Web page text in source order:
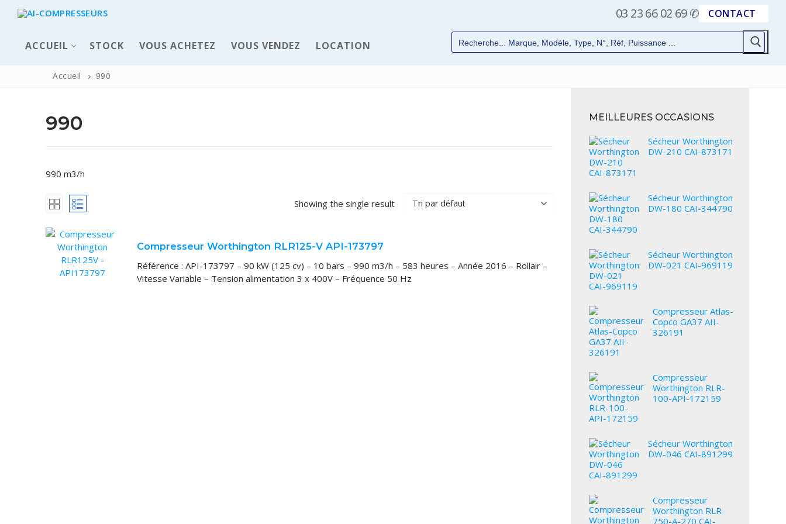
03 23 66 02 69✆ CONTACT
ACCUEIL STOCK VOUS ACHETEZ VOUS VENDEZ LOCATION
Automatisme Industrie
STOCK
Accueil 990
990
990 m3/h
Showing the single result
Compresseur Worthington RLR125-V API-173797
Référence : API-173797 – 90 kW (125 cv) – 10 bars – 990 m3/h – 583 heures – Année 2016 – Rollair –
Vitesse Variable – Tension alimentation 3 x 400V – Fréquence 50 Hz
MEILLEURES OCCASIONS
Sécheur Worthington
DW-210 CAI-873171
Sécheur Worthington
DW-180 CAI-344790
Sécheur Worthington
DW-021 CAI-969119
Compresseur Atlas-
Copco GA37 AII-
326191
Compresseur
Worthington RLR-
100-API-172159
Sécheur Worthington
DW-046 CAI-891299
Compresseur
Worthington RLR-
750-A-270 CAI-